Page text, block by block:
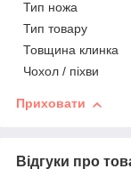
Тип ножа
Тип товару
Товщина клинка
Чохол / піхви
Приховати
Відгуки про